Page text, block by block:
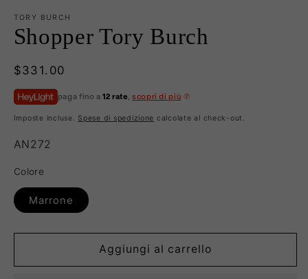
TORY BURCH
Shopper Tory Burch
Prezzo
di
listino
$331.00
paga fino a12 rate scopri di più
Imposte incluse. Spese di spedizione calcolate al check-out.
SKU:
AN272
Colore
Marrone
Aggiungi al carrello